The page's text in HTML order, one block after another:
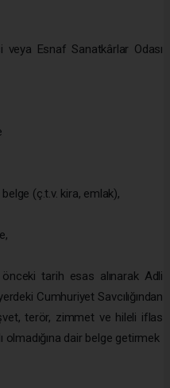
Esnaf Sanatkârlar Odası
(ç.t.v. kira, emlak),
tarih esas alınarak Adli
Cumhuriyet Savcılığından
terör, zimmet ve hileli iflas
olmadığına dair belge getirmek